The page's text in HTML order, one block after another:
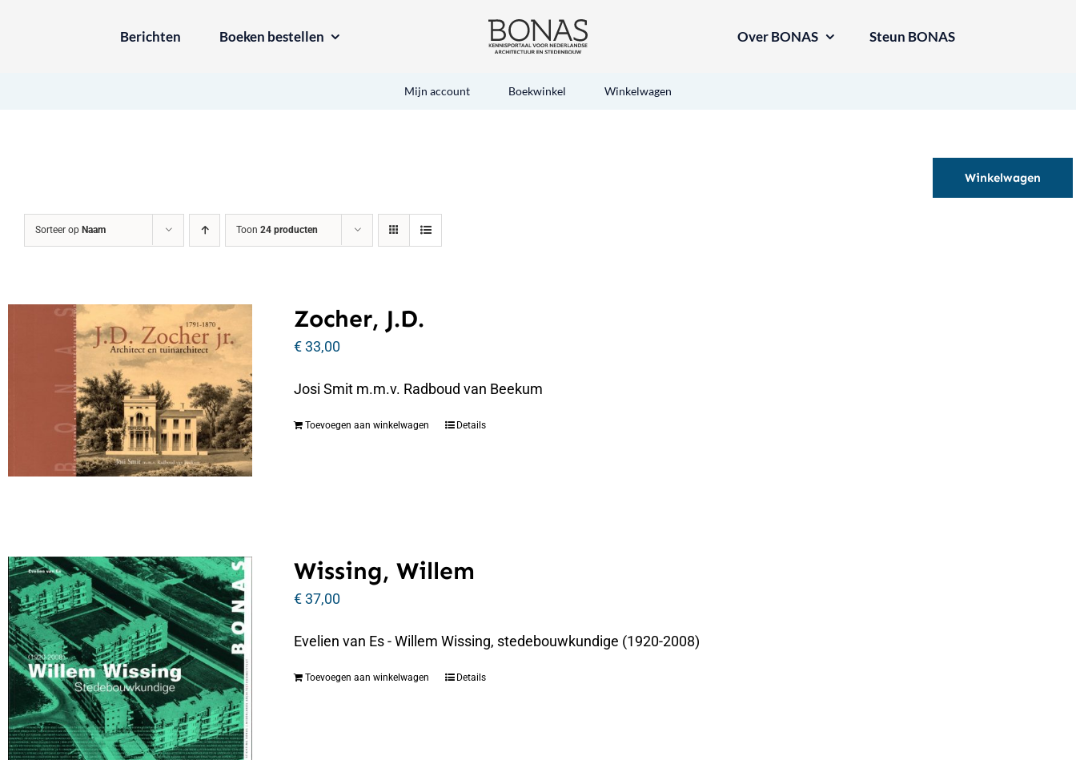
Berichten Boeken bestellen Over BONAS Steun BONAS
Mijn account Boekwinkel Winkelwagen
Winkelwagen
Sorteer op Naam Toon 24 producten
Zocher, J.D.
€33,00
Josi Smit m.m.v. Radboud van Beekum
Toevoegen aan winkelwagen Details
Wissing, Willem
€37,00
Evelien van Es - Willem Wissing, stedebouwkundige (1920-2008)
Toevoegen aan winkelwagen Details